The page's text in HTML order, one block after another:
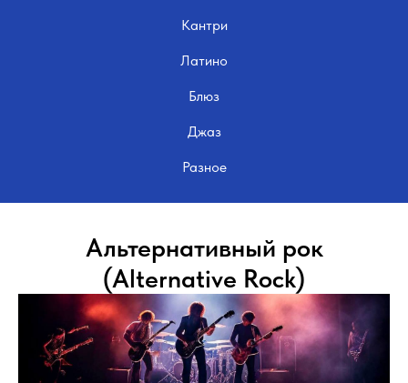
Кантри
Латино
Блюз
Джаз
Разное
Альтернативный рок
(Alternative Rock)